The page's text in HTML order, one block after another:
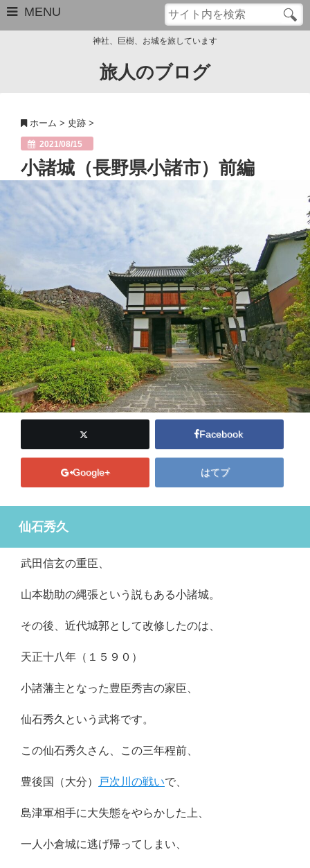
MENU
サイトマップ
管理人のプロフィール
Close
神社、巨樹、お城を旅しています
旅人のブログ
ホーム > 史跡 >
2021/08/15
小諸城（長野県小諸市）前編
Facebook
Google+ はてブ
仙石秀久
武田信玄の重臣、
山本勘助の縄張という説もある小諸城。
その後、近代城郭として改修したのは、
天正十八年（１５９０）
小諸藩主となった豊臣秀吉の家臣、
仙石秀久という武将です。
この仙石秀久さん、この三年程前、
豊後国（大分） 戸次川の戦いで、
島津軍相手に大失態をやらかした上、
一人小倉城に逃げ帰ってしまい、